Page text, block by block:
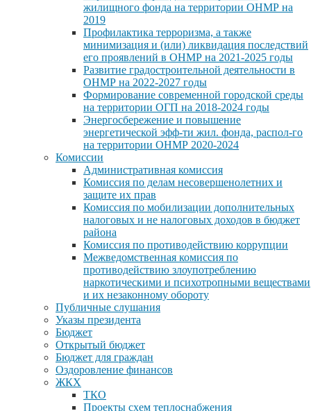
жилищного фонда на территории ОНМР на
2019
Профилактика терроризма, а также
минимизация и (или) ликвидация последствий
его проявлений в ОНМР на 2021-2025 годы
Развитие градостроительной деятельности в
ОНМР на 2022-2027 годы
Формирование современной городской среды
на территории ОГП на 2018-2024 годы
Энергосбережение и повышение
энергетической эфф-ти жил. фонда, распол-го
на территории ОНМР 2020-2024
Комиссии
Административная комиссия
Комиссия по делам несовершенолетних и
защите их прав
Комиссия по мобилизации дополнительных
налоговых и не налоговых доходов в бюджет
района
Комиссия по противодействию коррупции
Межведомственная комиссия по
противодействию злоупотреблению
наркотическими и психотропными веществами
и их незаконному обороту
Публичные слушания
Указы президента
Бюджет
Открытый бюджет
Бюджет для граждан
Оздоровление финансов
ЖКХ
ТКО
Проекты схем теплоснабжения